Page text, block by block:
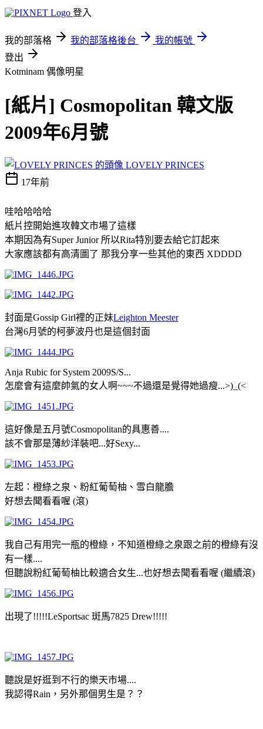
登入
我的部落格 我的部落格後台
我的帳號
登出
Kotminam 偶像明星
[紙片] Cosmopolitan 韓文版
2009年6月號
LOVELY PRINCES
17年前
哇哈哈哈哈
紙片控開始進攻韓文市場了這樣
本期因為有Super Junior 所以Rita特別要去給它訂起來
大家應該都有高清圖了 那我分享一些其他的東西 XDDDD
封面是Gossip Girl裡的正妹Leighton Meester
台灣6月號的柯夢波丹也是這個封面
Anja Rubic for System 2009S/S...
怎麼會有這麼帥氣的女人啊~~~不過還是覺得她過瘦...>)_(<
這好像是五月號Cosmopolitan的具惠善....
該不會那是薄紗洋裝吧...好Sexy...
左起：橙綠之泉、粉紅葡萄柚、雪白龍膽
好想去聞看看喔 (滾)
我自己有用完一瓶的橙綠，不知道橙綠之泉跟之前的橙綠有沒
有一樣....
但聽說粉紅葡萄柚比較適合女生...也好想去聞看看喔 (繼續滾)
出現了!!!!!LeSportsac 斑馬7825 Drew!!!!!
聽說是好逛到不行的樂天市場....
我認得Rain，另外那個男生是？？